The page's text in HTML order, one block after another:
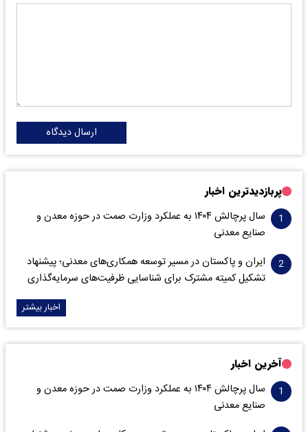
ارسال دیدگاه
پربازدیدترین اخبار
سال پرچالش ۱۴۰۴ به عملکرد وزارت صمت در حوزه معدن و
صنایع معدنی
ایران و پاکستان در مسیر توسعه همکاری‌های معدنی؛ پیشنهاد
تشکیل کمیته مشترک برای شناسایی ظرفیت‌های سرمایه‌گذاری
اخبار بیشتر
آخرین اخبار
سال پرچالش ۱۴۰۴ به عملکرد وزارت صمت در حوزه معدن و
صنایع معدنی